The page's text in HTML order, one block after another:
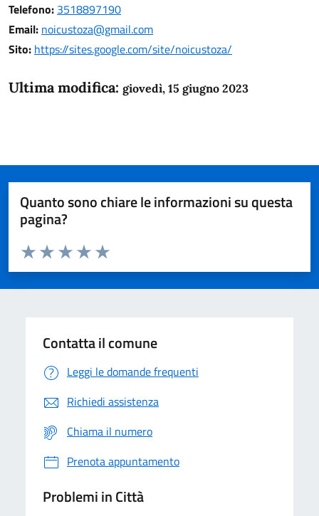
Telefono: 3518897190
Email: noicustoza@gmail.com
Sito: https://sites.google.com/site/noicustoza/
Ultima modifica: giovedì, 15 giugno 2023
Quanto sono chiare le informazioni su questa
pagina?
Domanda
Valuta da 1 a 5 stelle la pagina
Valuta 5 stelle su 5
Valuta 4 stelle su 5
Valuta 3 stelle su 5
Valuta 2 stelle su 5
Valuta 1 stelle su 5
Contatta il comune
Leggi le domande frequenti
Richiedi assistenza
Chiama il numero
Prenota appuntamento
Problemi in Città